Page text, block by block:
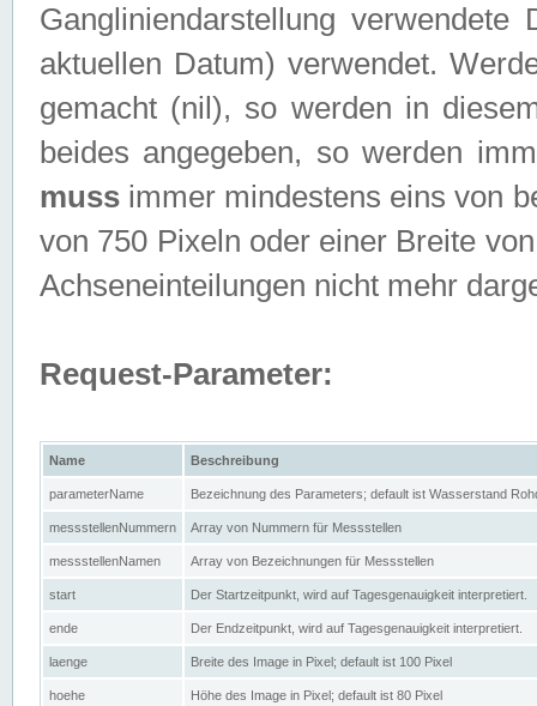
Gangliniendarstellung
aktuellen Datum) verwendet.
gemacht (nil), so werden in
beides angegeben, so werden
muss immer mindestens eins von
von 750 Pixeln oder einer Breite
Achseneinteilungen nicht mehr
Request-Parameter:
Name Beschreibung
parameterName Bezeichnung des Parameters; default ist Wasserstand
messstellenNummern Array von Nummern für Messstellen
messstellenNamen Array von Bezeichnungen für Messstellen
start Der Startzeitpunkt, wird auf Tagesgenauigkeit interpretiert.
ende Der Endzeitpunkt, wird auf Tagesgenauigkeit interpretiert.
laenge Breite des Image in Pixel; default ist 100 Pixel
hoehe Höhe des Image in Pixel; default ist 80 Pixel